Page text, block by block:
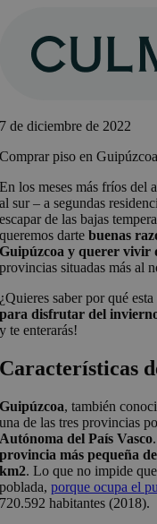
contenido
7 de diciembre de 2022
Comprar piso en
En los meses más fríos del
al sur – a segundas
escapar de las bajas
queremos darte buenas
Guipúzcoa y querer vivir
provincias situadas más al
¿Quieres saber por qué
para disfrutar del
y te enterarás!
Características
Guipúzcoa, también
una de las tres provincias
Autónoma del País Vasco
provincia más pequeña
km2. Lo que no impide
poblada,porque ocupa el
720.592 habitantes (2018).